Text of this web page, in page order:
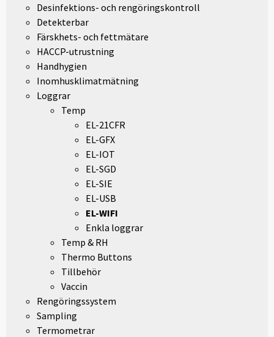
Desinfektions- och rengöringskontroll
Detekterbar
Färskhets- och fettmätare
HACCP-utrustning
Handhygien
Inomhusklimatmätning
Loggrar
Temp
EL-21CFR
EL-GFX
EL-IOT
EL-SGD
EL-SIE
EL-USB
EL-WIFI
Enkla loggrar
Temp & RH
Thermo Buttons
Tillbehör
Vaccin
Rengöringssystem
Sampling
Termometrar